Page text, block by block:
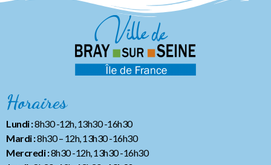
Horaires
Lundi :8h30 -12h, 13h30 -16h30
Mardi :8h30 – 12h, 13h30 -16h30
Mercredi :8h30 -12h, 13h30 -16h30